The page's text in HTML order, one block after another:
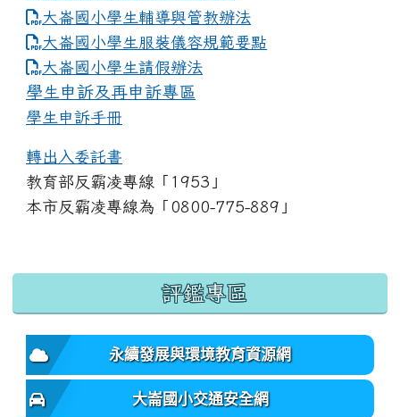
大崙國小學生輔導與管教辦法
大崙國小學生服裝儀容規範要點
link to https://www.dles.tyc.edu.tw/uploads/
大崙國小學生請假辦法
學生申訴及再申訴專區
學生申訴手冊
轉出入委託書
教育部反霸凌專線「1953」
本市反霸凌專線為「0800-775-889」
:::
評鑑專區
永續發展與環境教育資源網
大崙國小交通安全網